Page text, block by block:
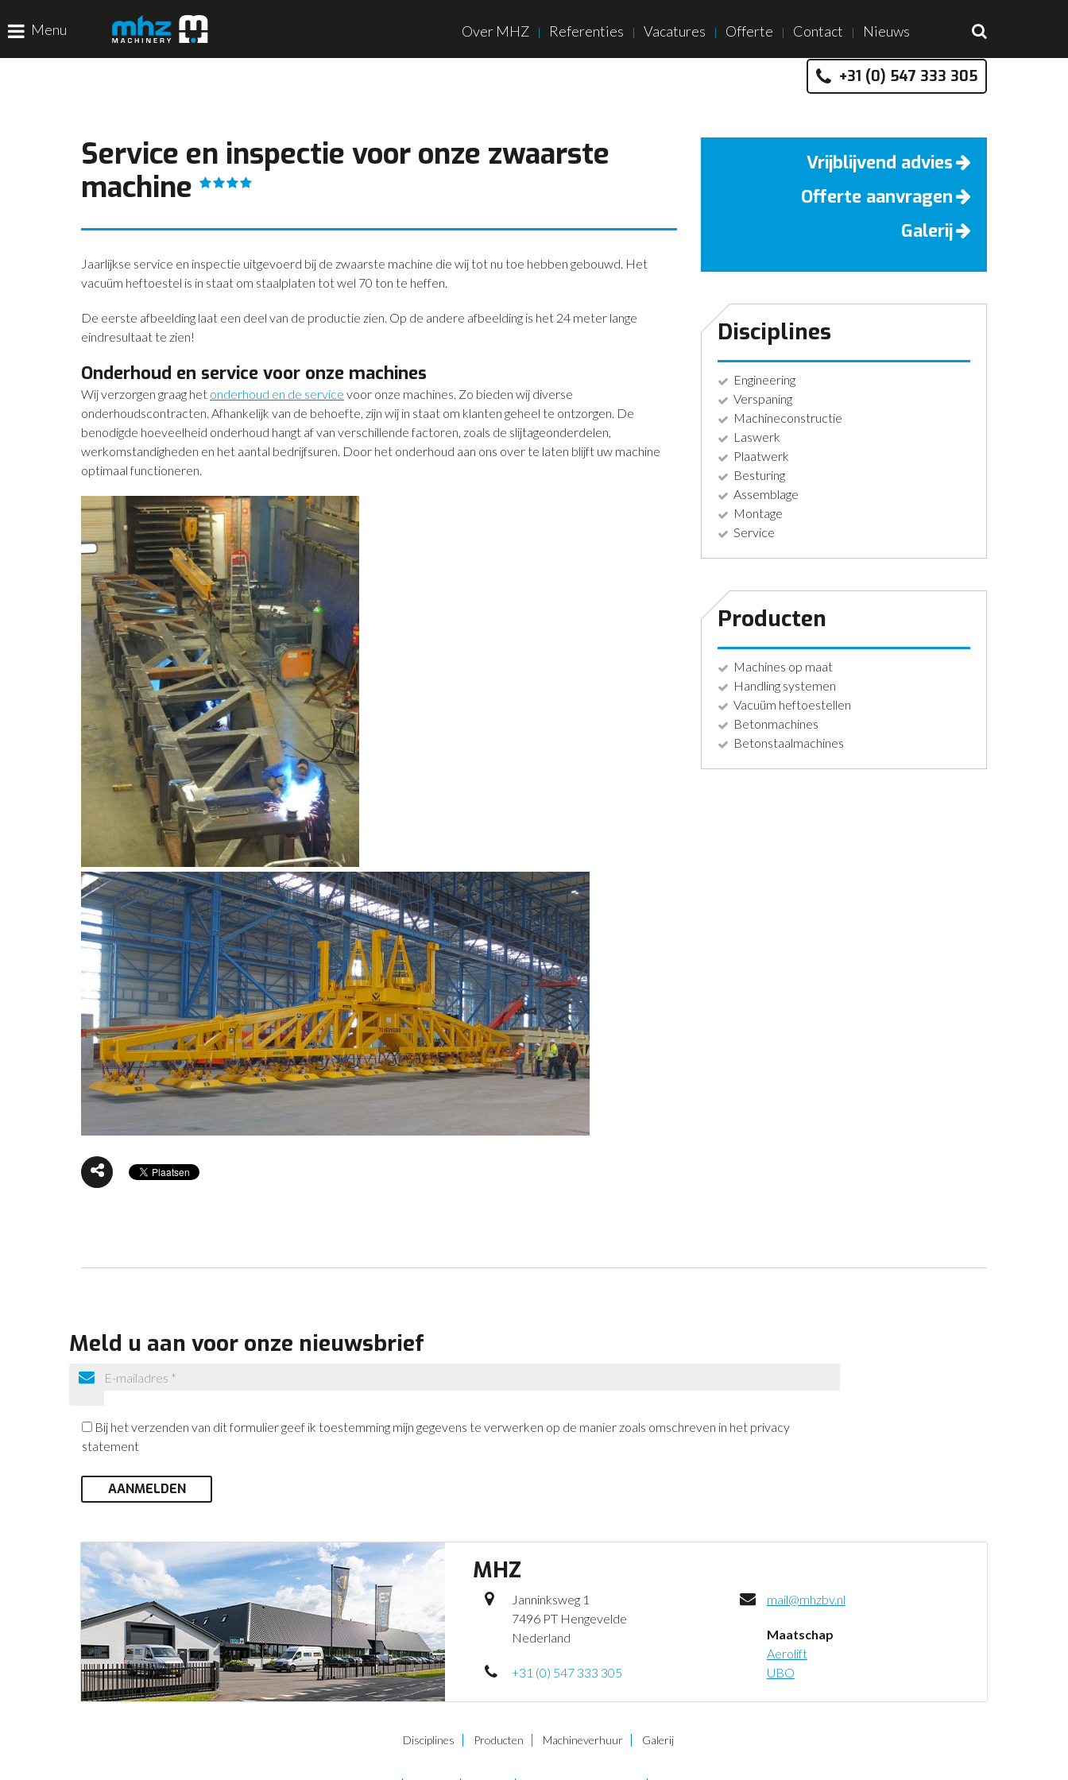
PRODUCTEN
MACHINEVERHUUR
Menu Over MHZ Referenties Vacatures Offerte Contact Nieuws
+31 (0) 547 333 305
Service en inspectie voor onze zwaarste
machine
Jaarlijkse service en inspectie uitgevoerd bij de zwaarste machine die wij tot nu toe hebben gebouwd. Het
vacuüm heftoestel is in staat om staalplaten tot wel 70 ton te heffen.
De eerste afbeelding laat een deel van de productie zien. Op de andere afbeelding is het 24 meter lange
eindresultaat te zien!
Onderhoud en service voor onze machines
Wij verzorgen graag het onderhoud en de service voor onze machines. Zo bieden wij diverse
onderhoudscontracten. Afhankelijk van de behoefte, zijn wij in staat om klanten geheel te ontzorgen. De
benodigde hoeveelheid onderhoud hangt af van verschillende factoren, zoals de slijtageonderdelen,
werkomstandigheden en het aantal bedrijfsuren. Door het onderhoud aan ons over te laten blijft uw machine
optimaal functioneren.
Vrijblijvend advies
Offerte aanvragen
Galerij
Disciplines
Engineering
Verspaning
Machineconstructie
Laswerk
Plaatwerk
Besturing
Assemblage
Montage
Service
Producten
Machines op maat
Handling systemen
Vacuüm heftoestellen
Betonmachines
Betonstaalmachines
Meld u aan voor onze nieuwsbrief
Bij het verzenden van dit formulier geef ik toestemming mijn gegevens te verwerken op de manier zoals omschreven in het privacy
statement
MHZ
Janninksweg 1
7496 PT Hengevelde
Nederland
+31 (0) 547 333 305
mail@mhzbv.nl
Maatschap
Aerolift
UBO
Disciplines Producten Machineverhuur Galerij